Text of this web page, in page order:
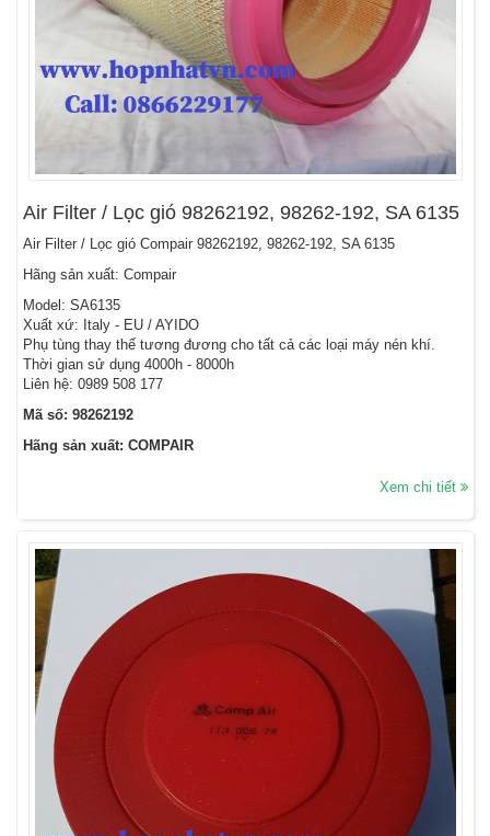
Air Filter / Lọc gió 98262192, 98262-192, SA 6135
Air Filter / Lọc gió Compair 98262192, 98262-192, SA 6135
Hãng sản xuất: Compair
Model: SA6135
Xuất xứ: Italy - EU / AYIDO
Phụ tùng thay thế tương đương cho tất cả các loại máy nén khí.
Thời gian sử dụng 4000h - 8000h
Liên hệ: 0989 508 177
Mã số: 98262192
Hãng sản xuất: COMPAIR
Xem chi tiết